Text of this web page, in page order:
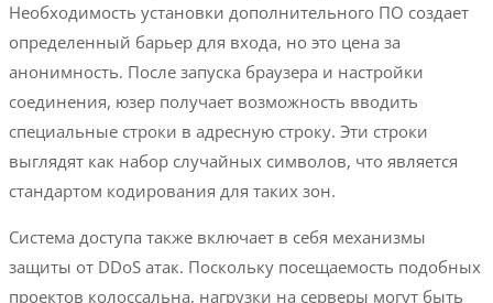
Необходимость установки дополнительного ПО создает
определенный барьер для входа, но это цена за
анонимность. После запуска браузера и настройки
соединения, юзер получает возможность вводить
специальные строки в адресную строку. Эти строки
выглядят как набор случайных символов, что является
стандартом кодирования для таких зон.
Система доступа также включает в себя механизмы
защиты от DDoS атак. Поскольку посещаемость подобных
проектов колоссальна, нагрузки на серверы могут быть